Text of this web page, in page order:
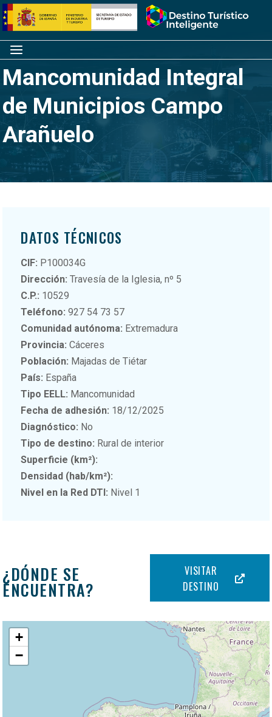
Saltar
al
contenido
Inicio
Menú
Mancomunidad Integral
de Municipios Campo
Arañuelo
DATOS TÉCNICOS
CIF: P100034G
Dirección: Travesía de la Iglesia, nº 5
C.P.: 10529
Teléfono: 927 54 73 57
Comunidad autónoma: Extremadura
Provincia: Cáceres
Población: Majadas de Tiétar
País: España
Tipo EELL: Mancomunidad
Fecha de adhesión: 18/12/2025
Diagnóstico: No
Tipo de destino: Rural de interior
Superficie (km²):
Densidad (hab/km²):
Nivel en la Red DTI: Nivel 1
¿DÓNDE SE
ENCUENTRA?
VISITAR
DESTINO
+
−